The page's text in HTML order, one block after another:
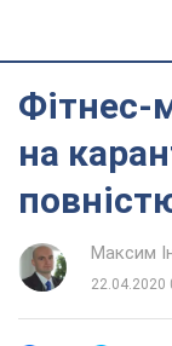
Фітнес-
на
Максим
22.04.2020